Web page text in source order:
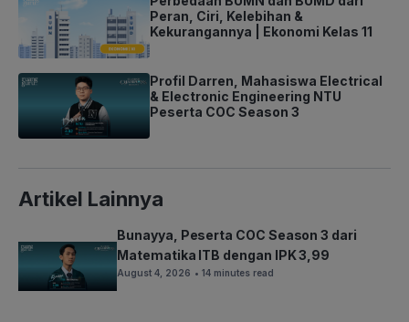
Peran, Ciri, Kelebihan &
Kekurangannya | Ekonomi Kelas 11
Profil Darren, Mahasiswa Electrical
& Electronic Engineering NTU
Peserta COC Season 3
Artikel Lainnya
Bunayya, Peserta COC Season 3 dari
Matematika ITB dengan IPK 3,99
August 4, 2026 • 14 minutes read